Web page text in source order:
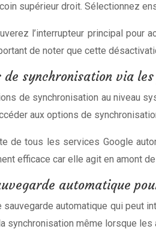
supérieur droit. Sélectionnez
l’interrupteur principal
de noter que cette
synchronisation via
de synchronisation au niveau
aux options de
de tous les services Google
efficace car elle agit en amont
automatique
automatique qui peut
synchronisation même lorsque